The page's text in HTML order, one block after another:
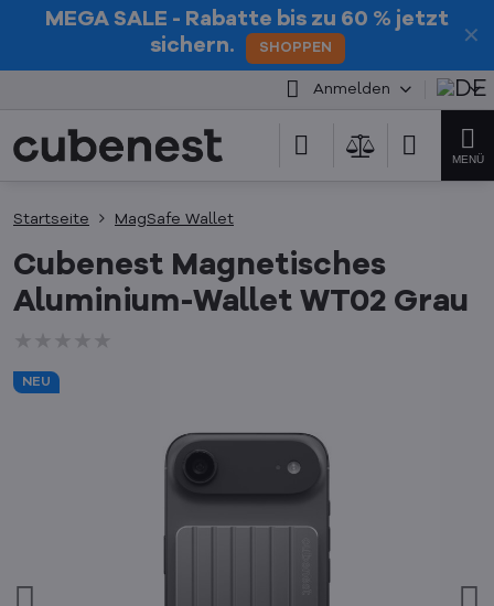
✕
MEGA SALE - Rabatte bis zu 60 % jetzt
sichern.
SHOPPEN
Anmelden
NEU
Startseite MagSafe Wallet
Cubenest Magnetisches
Aluminium-Wallet WT02 Grau